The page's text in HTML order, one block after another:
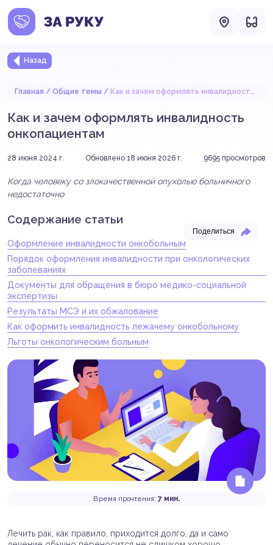
Назад
Главная Общие темы Как и зачем оформлять инвалидность онкопациентам
Как и зачем оформлять инвалидность
онкопациентам
28 июня 2024 г. Обновлено 18 июня 2026 г. 9695 просмотров
Поделиться
Когда человеку со злокачественной опухолью больничного
недостаточно
Содержание статьи
Оформление инвалидности онкобольным
Порядок оформления инвалидности при онкологических
заболеваниях
Документы для обращения в бюро медико-социальной
экспертизы
Результаты МСЭ и их обжалование
Как оформить инвалидность лежачему онкобольному
Льготы онкологическим больным
Время прочтения: 7 мин.
Лечить рак, как правило, приходится долго, да и само